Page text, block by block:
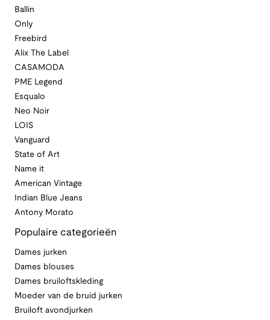
Ballin
Only
Freebird
Alix The Label
CASAMODA
PME Legend
Esqualo
Neo Noir
LOIS
Vanguard
State of Art
Name it
American Vintage
Indian Blue Jeans
Antony Morato
Populaire categorieën
Dames jurken
Dames blouses
Dames bruiloftskleding
Moeder van de bruid jurken
Bruiloft avondjurken